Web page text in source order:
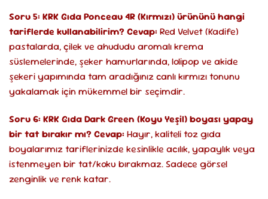
Soru 5: KRK Gıda Ponceau 4R (Kırmızı) ürününü hangi
tariflerde kullanabilirim?Cevap:Red Velvet (Kadife)
pastalarda, çilek ve ahududu aromalı krema
süslemelerinde, şeker hamurlarında, lolipop ve akide
şekeri yapımında tam aradığınız canlı kırmızı tonunu
yakalamak için mükemmel bir seçimdir.
Soru 6: KRK Gıda Dark Green (Koyu Yeşil) boyası yapay
bir tat bırakır mı?Cevap:Hayır, kaliteli toz gıda
boyalarımız tariflerinizde kesinlikle acılık, yapaylık veya
istenmeyen bir tat/koku bırakmaz. Sadece görsel
zenginlik ve renk katar.